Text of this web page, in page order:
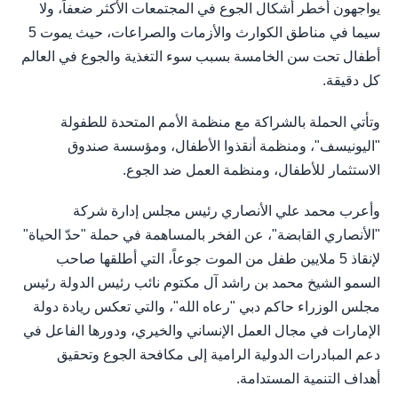
يواجهون أخطر أشكال الجوع في المجتمعات الأكثر ضعفاً، ولا
سيما في مناطق الكوارث والأزمات والصراعات، حيث يموت 5
أطفال تحت سن الخامسة بسبب سوء التغذية والجوع في العالم
كل دقيقة.
وتأتي الحملة بالشراكة مع منظمة الأمم المتحدة للطفولة
"اليونيسف"، ومنظمة أنقذوا الأطفال، ومؤسسة صندوق
الاستثمار للأطفال، ومنظمة العمل ضد الجوع.
وأعرب محمد علي الأنصاري رئيس مجلس إدارة شركة
"الأنصاري القابضة"، عن الفخر بالمساهمة في حملة "حدّ الحياة"
لإنقاذ 5 ملايين طفل من الموت جوعاً، التي أطلقها صاحب
السمو الشيخ محمد بن راشد آل مكتوم نائب رئيس الدولة رئيس
مجلس الوزراء حاكم دبي "رعاه الله"، والتي تعكس ريادة دولة
الإمارات في مجال العمل الإنساني والخيري، ودورها الفاعل في
دعم المبادرات الدولية الرامية إلى مكافحة الجوع وتحقيق
أهداف التنمية المستدامة.